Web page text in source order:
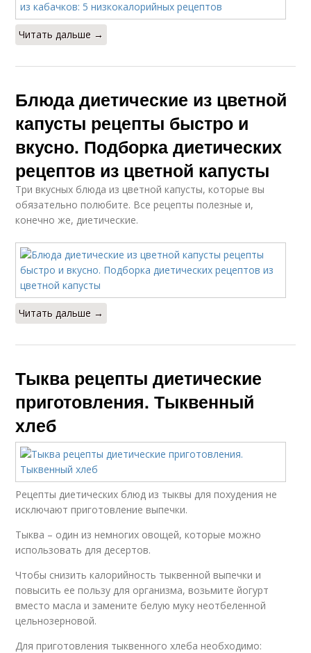
Читать дальше →
Блюда диетические из цветной
капусты рецепты быстро и
вкусно. Подборка диетических
рецептов из цветной капусты
Три вкусных блюда из цветной капусты, которые вы
обязательно полюбите. Все рецепты полезные и,
конечно же, диетические.
Читать дальше →
Тыква рецепты диетические
приготовления. Тыквенный
хлеб
Рецепты диетических блюд из тыквы для похудения не
исключают приготовление выпечки.
Тыква – один из немногих овощей, которые можно
использовать для десертов.
Чтобы снизить калорийность тыквенной выпечки и
повысить ее пользу для организма, возьмите йогурт
вместо масла и замените белую муку неотбеленной
цельнозерновой.
Для приготовления тыквенного хлеба необходимо: